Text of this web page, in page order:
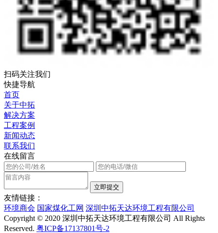
扫码关注我们
快捷导航
首页
关于中拓
解决方案
工程案例
新闻动态
联系我们
在线留言
友情链接：
环境商会 国家煤化工网 深圳中拓天达环境工程有限公司
Copyright © 2020 深圳中拓天达环境工程有限公司 All Rights
Reserved. 粤ICP备17137801号-2